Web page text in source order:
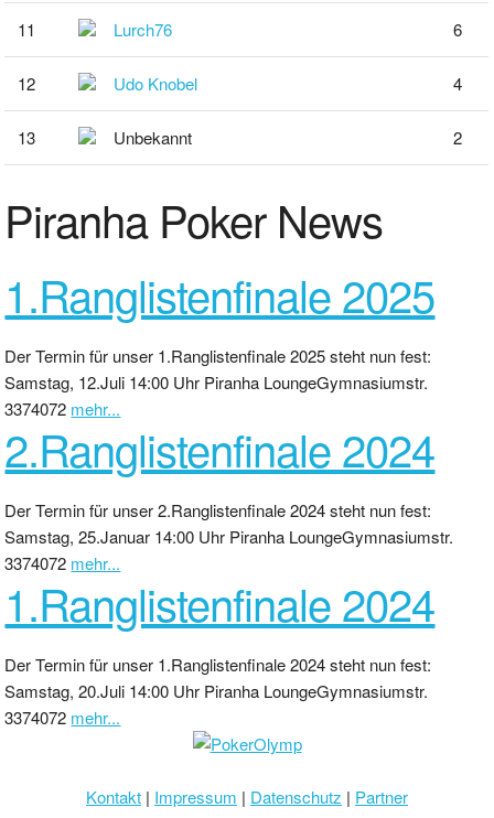
11 Lurch76 6
12 Udo Knobel 4
13 Unbekannt 2
Piranha Poker News
1.Ranglistenfinale 2025
Der Termin für unser 1.Ranglistenfinale 2025 steht nun fest:
Samstag, 12.Juli 14:00 Uhr Piranha LoungeGymnasiumstr.
3374072 mehr...
2.Ranglistenfinale 2024
Der Termin für unser 2.Ranglistenfinale 2024 steht nun fest:
Samstag, 25.Januar 14:00 Uhr Piranha LoungeGymnasiumstr.
3374072 mehr...
1.Ranglistenfinale 2024
Der Termin für unser 1.Ranglistenfinale 2024 steht nun fest:
Samstag, 20.Juli 14:00 Uhr Piranha LoungeGymnasiumstr.
3374072 mehr...
Kontakt | Impressum | Datenschutz | Partner